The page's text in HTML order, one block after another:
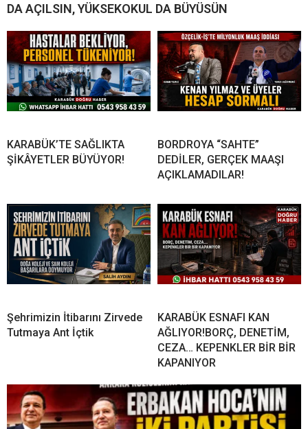
DA AÇILSIN, YÜKSEKOKUL DA BÜYÜSÜN
KARABÜK’TE SAĞLIKTA
ŞİKÂYETLER BÜYÜYOR!
BORDROYA “SAHTE”
DEDİLER, GERÇEK MAAŞI
AÇIKLAMADILAR!
Şehrimizin İtibarını Zirvede
Tutmaya Ant İçtik
KARABÜK ESNAFI KAN
AĞLIYOR!BORÇ, DENETİM,
CEZA… KEPENKLER BİR BİR
KAPANIYOR